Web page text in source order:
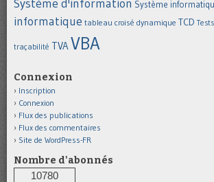
Système d'information Système
informatique tableau croisé dynamique TCD
traçabilité TVAVBA
Connexion
Inscription
Connexion
Flux des publications
Flux des commentaires
Site de WordPress-FR
Nombre d'abonnés
10780